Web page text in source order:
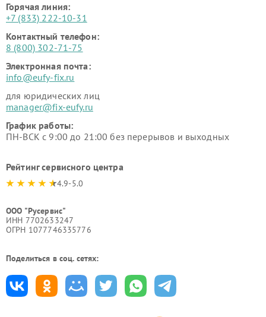
Горячая линия:
+7 (833) 222-10-31
Контактный телефон:
8 (800) 302-71-75
Электронная почта:
info@eufy-fix.ru
для юридических лиц
manager@fix-eufy.ru
График работы:
ПН-ВСК с 9:00 до 21:00 без перерывов и выходных
Рейтинг сервисного центра
4.9-5.0
ООО "Русервис"
ИНН 7702633247
ОГРН 1077746335776
Поделиться в соц. сетях: